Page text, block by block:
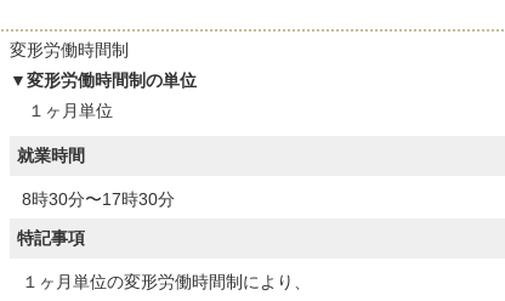
変形労働時間制
変形労働時間制の単位
１ヶ月単位
就業時間
8時30分〜17時30分
特記事項
１ヶ月単位の変形労働時間制により、